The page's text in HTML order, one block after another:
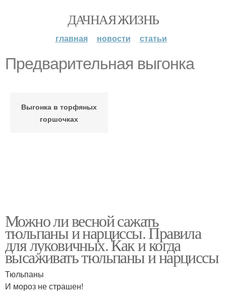
ДАЧНАЯ ЖИЗНЬ
главная новости статьи
Предварительная выгонка
Выгонка в торфяных
горшочках
Можно ли весной сажать
тюльпаны и нарциссы. Правила
для луковичных. Как и когда
высаживать тюльпаны и нарциссы
Тюльпаны
И мороз не страшен!